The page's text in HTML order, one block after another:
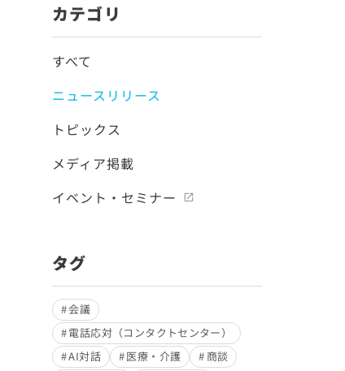
カテゴリ
すべて
ニュースリリース
トピックス
メディア掲載
イベント・セミナー
タグ
会議
電話応対（コンタクトセンター）
AI対話
医療・介護
商談